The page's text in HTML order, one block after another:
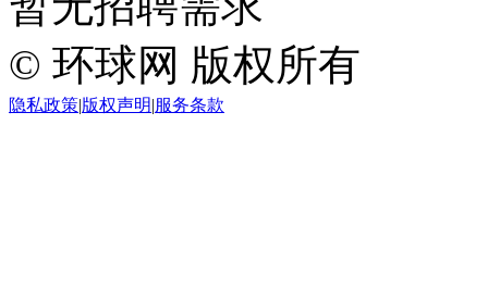
© 环球网 版权所有
隐私政策|版权声明|服务条款